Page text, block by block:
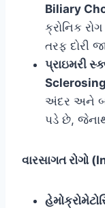
Biliary
ક્રોનિક
તરફ દોરી
પ્રાઇમરી
અંદર અને
પડે છે,
વારસાગત રોગો